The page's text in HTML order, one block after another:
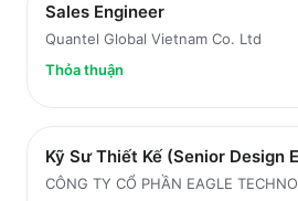
Sales Engineer
Quantel Global Vietnam Co. Ltd
Thỏa thuận
Kỹ Sư Thiết Kế (Senior Design
CÔNG TY CỔ PHẦN EAGLE